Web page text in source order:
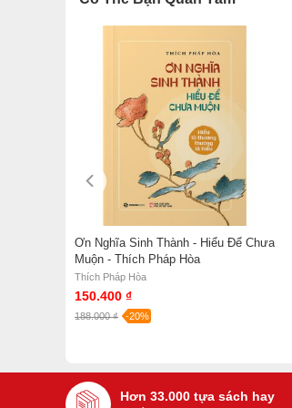
Ơn Nghĩa Sinh Thành - Hiểu Để Chưa
Muộn - Thích Pháp Hòa
Thích Pháp Hòa
150.400 ₫
188.000 ₫ -20%
Hơn 33.000 tựa sách hay